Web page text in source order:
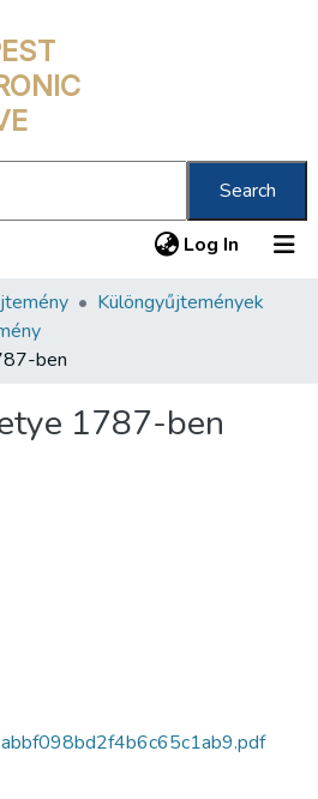
Search
Log In (current)
Különgyűjtemények
ben
1787-ben